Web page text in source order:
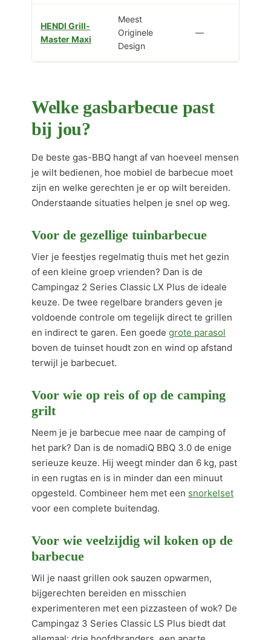
HENDI Grill-
Master Maxi
Meest
Originele
Design
—
Welke gasbarbecue past
bij jou?
De beste gas-BBQ hangt af van hoeveel mensen
je wilt bedienen, hoe mobiel de barbecue moet
zijn en welke gerechten je er op wilt bereiden.
Onderstaande situaties helpen je snel op weg.
Voor de gezellige tuinbarbecue
Vier je feestjes regelmatig thuis met het gezin
of een kleine groep vrienden? Dan is de
Campingaz 2 Series Classic LX Plus de ideale
keuze. De twee regelbare branders geven je
voldoende controle om tegelijk direct te grillen
en indirect te garen. Een goede grote parasol
boven de tuinset houdt zon en wind op afstand
terwijl je barbecuet.
Voor wie op reis of op de camping
grilt
Neem je je barbecue mee naar de camping of
het park? Dan is de nomadiQ BBQ 3.0 de enige
serieuze keuze. Hij weegt minder dan 6 kg, past
in een rugtas en is in minder dan een minuut
opgesteld. Combineer hem met een snorkelset
voor een complete buitendag.
Voor wie veelzijdig wil koken op de
barbecue
Wil je naast grillen ook sauzen opwarmen,
bijgerechten bereiden en misschien
experimenteren met een pizzasteen of wok? De
Campingaz 3 Series Classic LS Plus biedt dat